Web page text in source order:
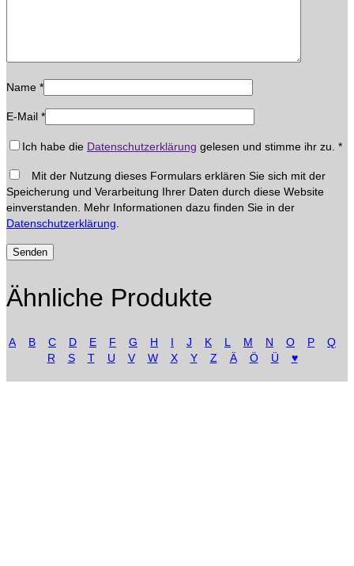
Name *
E-Mail *
Ich habe die Datenschutzerklärung gelesen und stimme ihr zu. *
Mit der Nutzung dieses Formulars erklären Sie sich mit der
Speicherung und Verarbeitung Ihrer Daten durch diese Website
einverstanden. Mehr Informationen dazu finden Sie in der
Datenschutzerklärung
Ähnliche Produkte
A B C D E F G H I J K L M N O P
Q
R
S T U V W X Y Z Ä Ö Ü ♥